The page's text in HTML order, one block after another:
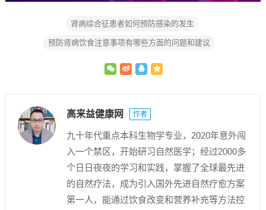
肾病综合征患者如何预防感染的发生
预防肾病饮食注意事项有哪些方面的问题和建议
高来益健康网 作者
九十年代重点本科生物学专业，2020年意外闯
入一个禁区，开始研习自然医学；经过2000多
个日日夜夜的学习和实践，掌握了全球最先进
的自然疗法，成为引入国外先进自然疗愈方案
第一人，能通过饮食改变和营养补充等方法控